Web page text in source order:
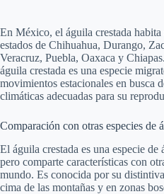
En México, el águila crestada habita
estados de Chihuahua, Durango,
Veracruz, Puebla, Oaxaca y
águila crestada es una especie
movimientos estacionales en busca
climáticas adecuadas para su
Comparación con otras especies de
El águila crestada es una especie
pero comparte características con
mundo. Es conocida por su
cima de las montañas y en zonas